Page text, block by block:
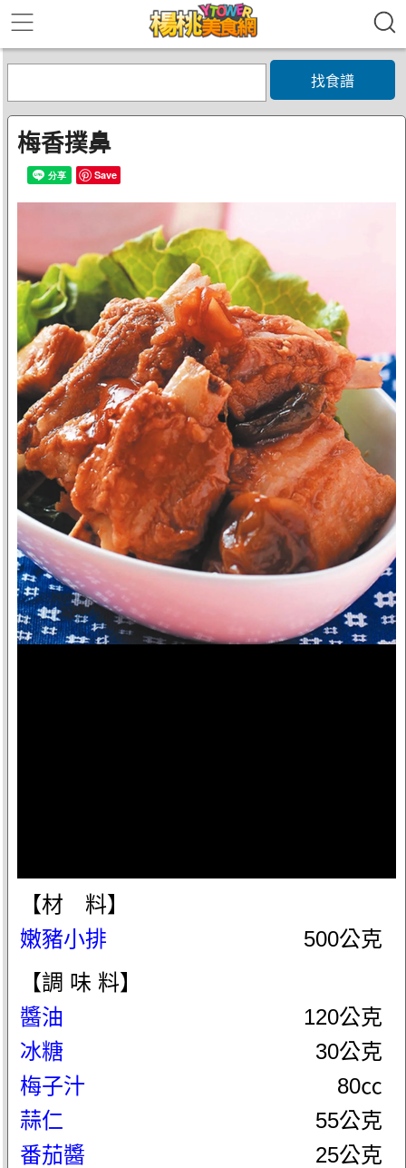
找食譜
梅香撲鼻
Save
【材 料】
嫩豬小排
500公克
【調 味 料】
醬油
120公克
冰糖
30公克
梅子汁
80㏄
蒜仁
55公克
番茄醬
25公克